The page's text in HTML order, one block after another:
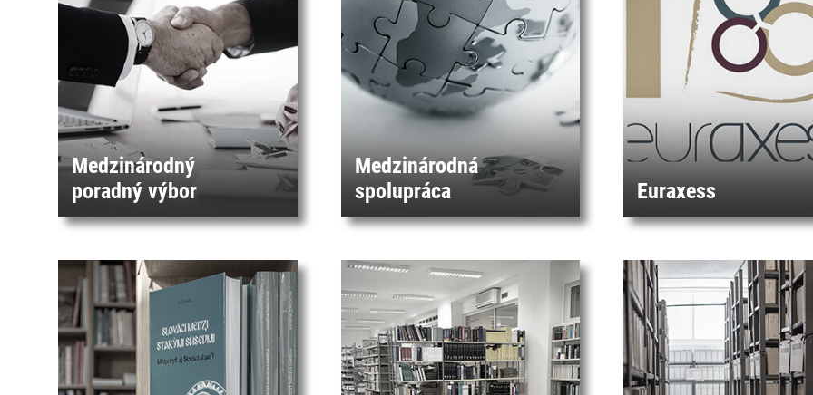
Medzinárodný
poradný výbor
Medzinárodná
spolupráca
Euraxess